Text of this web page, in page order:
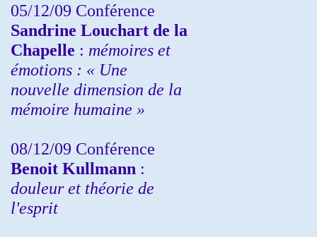
05/12/09 Conférence
Sandrine Louchart de la
Chapelle : mémoires et
émotions : « Une
nouvelle dimension de la
mémoire humaine »
08/12/09 Conférence
Benoit Kullmann :
douleur et théorie de
l'esprit